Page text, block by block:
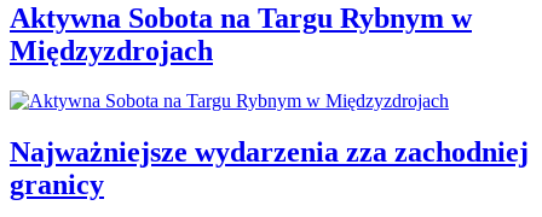
Aktywna Sobota na Targu Rybnym w
Międzyzdrojach
Najważniejsze wydarzenia zza zachodniej
granicy